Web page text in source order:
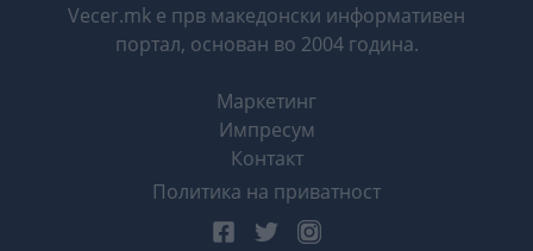
Vecer.mk е прв македонски информативен
портал, основан во 2004 година.
Маркетинг
Импресум
Контакт
Политика на приватност